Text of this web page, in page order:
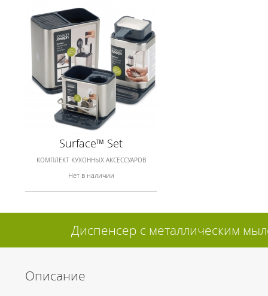
Surface™ Set
КОМПЛЕКТ КУХОННЫХ АКСЕССУАРОВ
Нет в наличии
Диспенсер с металлическим
Описание